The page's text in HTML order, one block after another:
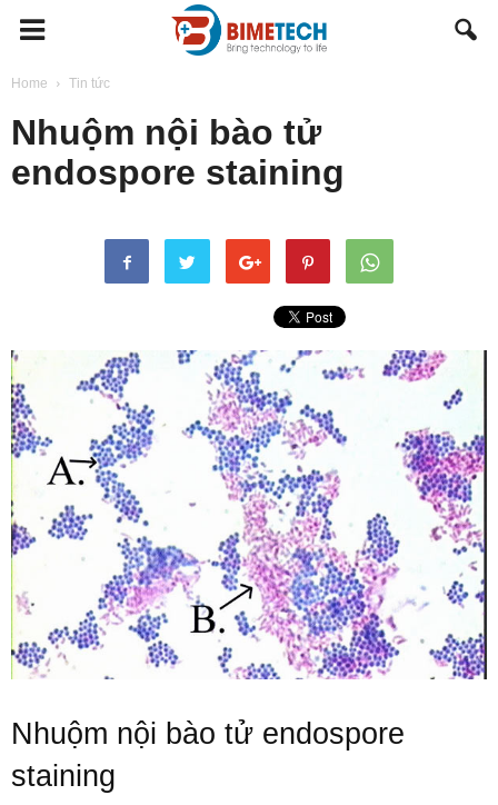
BIMETECH
Home Tin tức
Nhuộm nội bào tử
endospore staining
Nhuộm nội bào tử endospore
staining